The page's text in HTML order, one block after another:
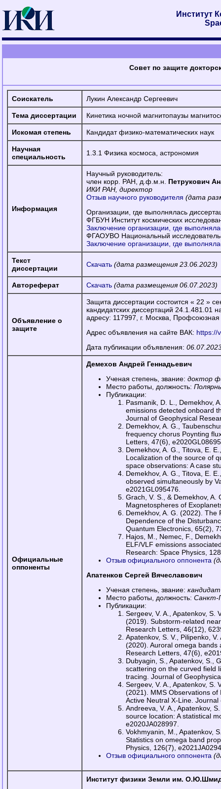
Институт
Совет по защите
Соискатель Лукин Александр Сергеевич
Тема диссертации Кинетика ночной магнитопаузы
Искомая степень Кандидат физико-математических наук
Научная
специальность
1.3.1 Физика космоса, астрономия
Информация
Научный руководитель:
член корр. РАН, д.ф.м.н. Петрукович
ИКИ РАН, директор
Отзыв научного руководителя (дата
Организации, где выполнялась
ФГБУН Институт космических
Заключение организации, где
ФГАОУВО Национальный
Заключение организации, где
Текст
диссертации
Скачать (дата размещения 23.06.2023)
Автореферат Скачать (дата размещения 06.07.2023)
Объявление о
защите
Защита диссертации состоится « 22 »
кандидатских диссертаций 24.1.481.01
адресу: 117997, г. Москва,
Адрес объявления на сайте ВАК: https://
Дата публикации объявления:
Официальные
оппоненты
Демехов Андрей Геннадьевич
Ученая степень, звание: доктор
Место работы, должность:
Публикации:
Pasmanik, D. L., Demekhov,
emissions detected onboard
Journal of Geophysical
Demekhov, A. G.,
frequency chorus Poynting
Letters, 47(6),
Demekhov, A. G., Titova, E.
Localization of the source of
space observations: A case
Demekhov, A. G., Titova, E.
observed simultaneously by
e2021GL095476.
Grach, V. S., & Demekhov,
Magnetospheres of
Demekhov, A. G. (2022).
Dependence of the
Quantum Electronics, 65(2),
Hajos, M., Nemec, F.,
ELF/VLF emissions
Research: Space Physics,
Отзыв официального оппонента
Апатенков Сергей Вячеславович
Ученая степень, звание:
Место работы, должность: Санкт-
Публикации:
Sergeev, V. A., Apatenkov, S.
(2019). Substorm-related
Research Letters, 46(12),
Apatenkov, S. V., Pilipenko,
(2020). Auroral omega bands
Research Letters, 47(6),
Dubyagin, S., Apatenkov, S.,
scattering on the curved field
tracing. Journal of
Sergeev, V. A., Apatenkov, S.
(2021). MMS Observations
Active Neutral X-Line.
Andreeva, V. A., Apatenkov,
source location: A statistical
e2020JA028997.
Vokhmyanin, M., Apatenkov,
Statistics on omega band
Physics, 126(7),
Отзыв официального оппонента
Институт физики Земли им.